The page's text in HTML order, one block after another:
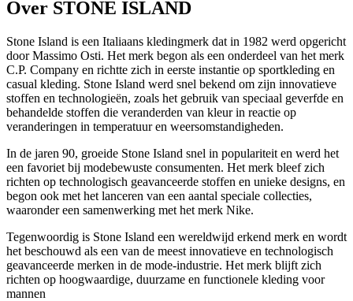
Over STONE ISLAND
Stone Island is een Italiaans kledingmerk dat in 1982 werd opgericht
door Massimo Osti. Het merk begon als een onderdeel van het merk
C.P. Company en richtte zich in eerste instantie op sportkleding en
casual kleding. Stone Island werd snel bekend om zijn innovatieve
stoffen en technologieën, zoals het gebruik van speciaal geverfde en
behandelde stoffen die veranderden van kleur in reactie op
veranderingen in temperatuur en weersomstandigheden.
In de jaren 90, groeide Stone Island snel in populariteit en werd het
een favoriet bij modebewuste consumenten. Het merk bleef zich
richten op technologisch geavanceerde stoffen en unieke designs, en
begon ook met het lanceren van een aantal speciale collecties,
waaronder een samenwerking met het merk Nike.
Tegenwoordig is Stone Island een wereldwijd erkend merk en wordt
het beschouwd als een van de meest innovatieve en technologisch
geavanceerde merken in de mode-industrie. Het merk blijft zich
richten op hoogwaardige, duurzame en functionele kleding voor
mannen